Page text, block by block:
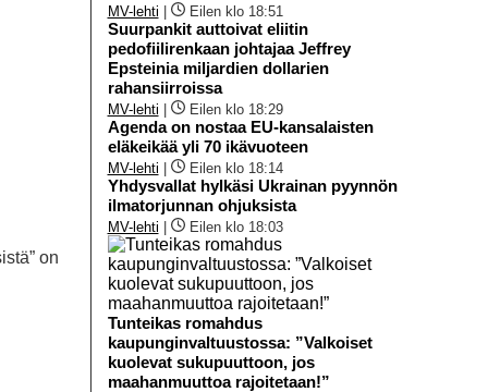
on
MV-lehti Eilen klo 18:51
Suurpankit auttoivat eliitin
pedofiilirenkaan johtajaa Jeffrey
Epsteinia miljardien dollarien
rahansiirroissa
MV-lehti Eilen klo 18:29
Agenda on nostaa EU-kansalaisten
eläkeikää yli 70 ikävuoteen
MV-lehti Eilen klo 18:14
Yhdysvallat hylkäsi Ukrainan pyynnön
ilmatorjunnan ohjuksista
MV-lehti Eilen klo 18:03
Tunteikas romahdus
kaupunginvaltuustossa: ”Valkoiset
kuolevat sukupuuttoon, jos
maahanmuuttoa rajoitetaan!”